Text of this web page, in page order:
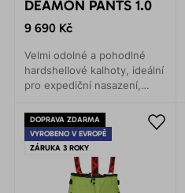
DEAMON PANTS 1.0
9 690 Kč
Velmi odolné a pohodlné
hardshellové kalhoty, ideální
pro expediční nasazení,
VHT, turistiku, lyžování.
Poskytují maximální ochranu
proti vodě a větru.
DOPRAVA ZDARMA
VYROBENO V EVROPĚ
ZÁRUKA 3 ROKY